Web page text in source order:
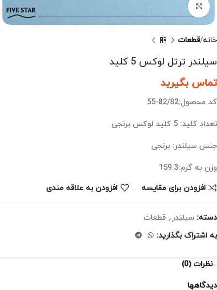
بزرگنمایی تصویر
خانه قطعات
سیلندر ترتل لوکس 5 کلید
تماس بگیرید
کد محصول:82/82-55
تعداد کلید: 5 کلید لوکس برنجی
جنس سیلندر: برنجی
وزن به گرم:159.3
افزودن برای مقایسه
افزودن به علاقه مندی
دسته: سیلندر , قطعات
به اشتراک بگذارید:
نظرات (0)
دیدگاهها